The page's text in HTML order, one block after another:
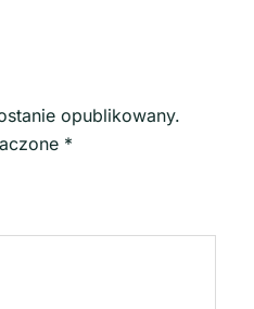
opublikowany.
*